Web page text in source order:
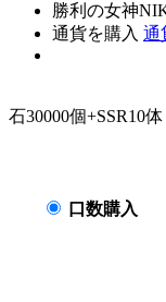
勝利の女神
通貨を購入 通
石30000個+SSR10体
口数購入